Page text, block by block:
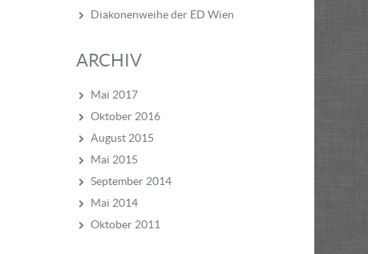
Diakonenweihe der ED Wien
ARCHIV
Mai 2017
Oktober 2016
August 2015
Mai 2015
September 2014
Mai 2014
Oktober 2011